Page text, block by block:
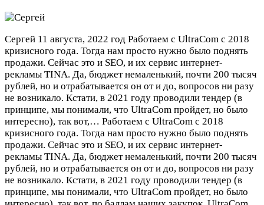
Сергей 11 августа, 2022 год Работаем с UltraCom с 2018
кризисного года. Тогда нам просто нужно было поднять
продажи. Сейчас это и SEO, и их сервис интернет-
рекламы TINA. Да, бюджет немаленький, почти 200 тысяч
рублей, но и отрабатывается он от и до, вопросов ни разу
не возникало. Кстати, в 2021 году проводили тендер (в
принципе, мы понимали, что UltraCom пройдет, но было
интересно), так вот,… Работаем с UltraCom с 2018
кризисного года. Тогда нам просто нужно было поднять
продажи. Сейчас это и SEO, и их сервис интернет-
рекламы TINA. Да, бюджет немаленький, почти 200 тысяч
рублей, но и отрабатывается он от и до, вопросов ни разу
не возникало. Кстати, в 2021 году проводили тендер (в
принципе, мы понимали, что UltraCom пройдет, но было